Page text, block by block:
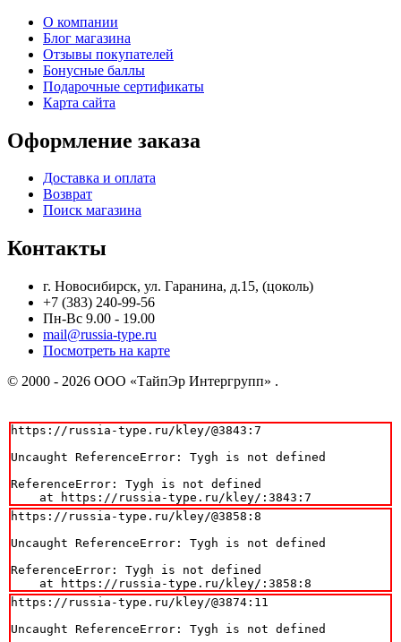
О компании
Блог магазина
Отзывы покупателей
Бонусные баллы
Подарочные сертификаты
Карта сайта
Оформление заказа
Доставка и оплата
Возврат
Поиск магазина
Контакты
г. Новосибирск, ул. Гаранина, д.15, (цоколь)
+7 (383) 240-99-56
Пн-Вс 9.00 - 19.00
mail@russia-type.ru
Посмотреть на карте
© 2000 - 2026 ООО «ТайпЭр Интергрупп» .
https://russia-type.ru/kley/@3843:7
Uncaught ReferenceError: Tygh is not defined
ReferenceError: Tygh is not defined
    at https://russia-type.ru/kley/:3843:7
https://russia-type.ru/kley/@3858:8
Uncaught ReferenceError: Tygh is not defined
ReferenceError: Tygh is not defined
    at https://russia-type.ru/kley/:3858:8
https://russia-type.ru/kley/@3874:11
Uncaught ReferenceError: Tygh is not defined